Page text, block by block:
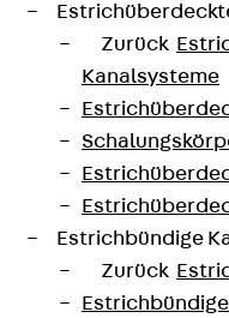
Zurück
Kanalsysteme
Estrichbündige
Zurück